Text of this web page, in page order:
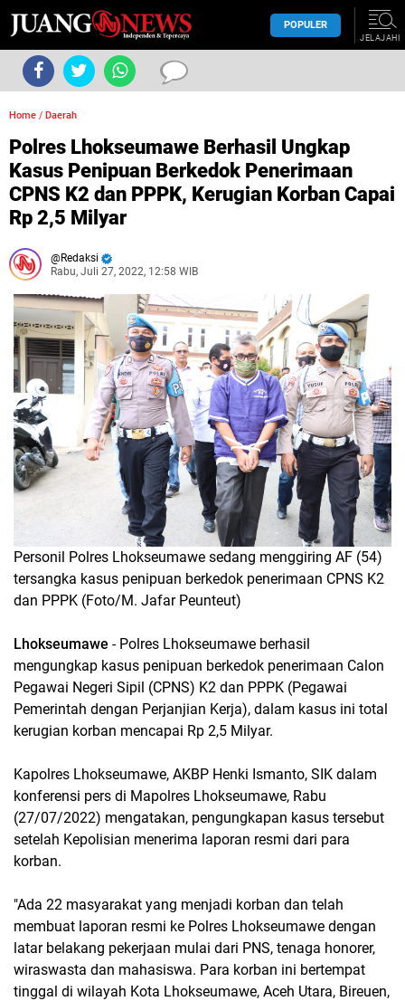
POPULER
JELAJAHI
Home / Daerah
Polres Lhokseumawe Berhasil Ungkap
Kasus Penipuan Berkedok Penerimaan
CPNS K2 dan PPPK, Kerugian Korban Capai
Rp 2,5 Milyar
Redaksi
Rabu, Juli 27, 2022, 12:58 WIB
Personil Polres Lhokseumawe sedang menggiring AF (54)
tersangka kasus penipuan berkedok penerimaan CPNS K2
dan PPPK (Foto/M. Jafar Peunteut)
Lhokseumawe - Polres Lhokseumawe berhasil
mengungkap kasus penipuan berkedok penerimaan Calon
Pegawai Negeri Sipil (CPNS) K2 dan PPPK (Pegawai
Pemerintah dengan Perjanjian Kerja), dalam kasus ini total
kerugian korban mencapai Rp 2,5 Milyar.
Kapolres Lhokseumawe, AKBP Henki Ismanto, SIK dalam
konferensi pers di Mapolres Lhokseumawe, Rabu
(27/07/2022) mengatakan, pengungkapan kasus tersebut
setelah Kepolisian menerima laporan resmi dari para
korban.
"Ada 22 masyarakat yang menjadi korban dan telah
membuat laporan resmi ke Polres Lhokseumawe dengan
latar belakang pekerjaan mulai dari PNS, tenaga honorer,
wiraswasta dan mahasiswa. Para korban ini bertempat
tinggal di wilayah Kota Lhokseumawe, Aceh Utara, Bireuen,